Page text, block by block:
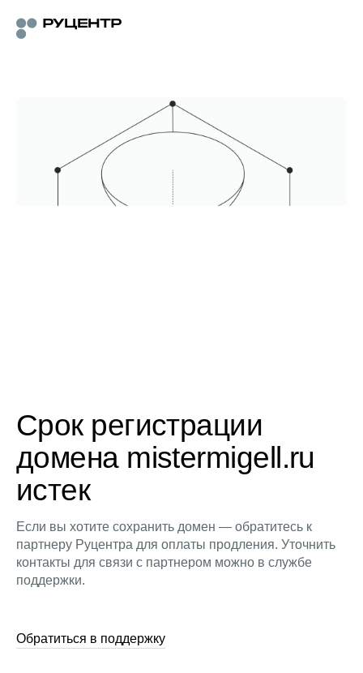
Срок регистрации
домена mistermigell.ru
истек
Если вы хотите сохранить домен — обратитесь к
партнеру Руцентра для оплаты продления. Уточнить
контакты для связи с партнером можно в службе
поддержки.
Обратиться в поддержку